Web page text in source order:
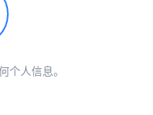
个人信息。